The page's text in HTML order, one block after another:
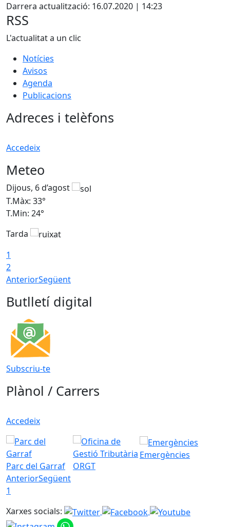
Darrera actualització: 16.07.2020 | 14:23
RSS
L'actualitat a un clic
Notícies
Avisos
Agenda
Publicacions
Adreces i telèfons
Accedeix
Meteo
Dijous, 6 d’agost
T.Màx: 33°
T.Min: 24°
Tarda
1
2
AnteriorSegüent
Butlletí digital
Subscriu-te
Plànol / Carrers
Accedeix
Parc del Garraf ORGT
Emergències
AnteriorSegüent
1
Xarxes socials: